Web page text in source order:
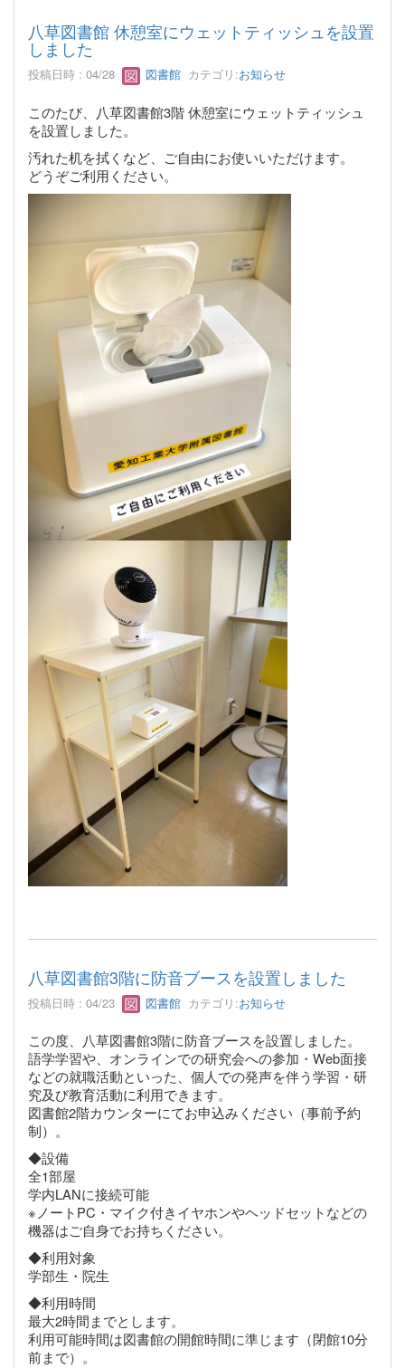
八草図書館 休憩室にウェットティッシュを設置
しました
投稿日時 : 04/28 図書館 カテゴリ:お知らせ
このたび、八草図書館3階 休憩室にウェットティッシュ
を設置しました。
汚れた机を拭くなど、ご自由にお使いいただけます。
どうぞご利用ください。
八草図書館3階に防音ブースを設置しました
投稿日時 : 04/23 図書館 カテゴリ:お知らせ
この度、八草図書館3階に防音ブースを設置しました。
語学学習や、オンラインでの研究会への参加・Web面接
などの就職活動といった、個人での発声を伴う学習・研
究及び教育活動に利用できます。
図書館2階カウンターにてお申込みください（事前予約
制）。
◆設備
全1部屋
学内LANに接続可能
※ノートPC・マイク付きイヤホンやヘッドセットなどの
機器はご自身でお持ちください。
◆利用対象
学部生・院生
◆利用時間
最大2時間までとします。
利用可能時間は図書館の開館時間に準じます（閉館10分
前まで）。